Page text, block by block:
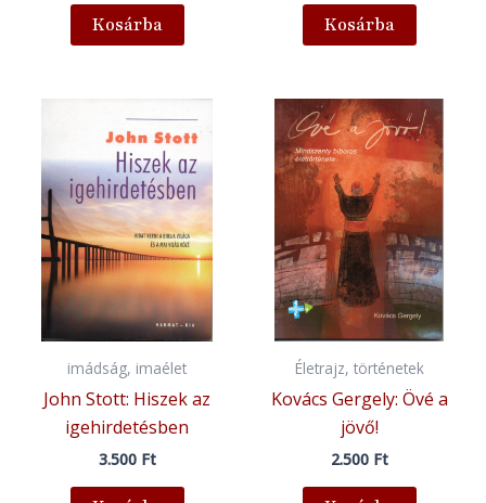
Kosárba Kosárba
imádság, imaélet
John Stott: Hiszek az
igehirdetésben
3.500 Ft
Életrajz, történetek
Kovács Gergely: Övé a
jövő!
2.500 Ft